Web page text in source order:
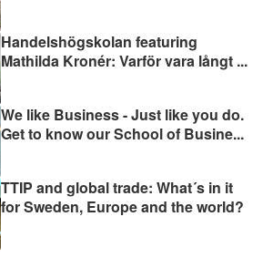
Handelshögskolan featuring
Mathilda Kronér: Varför vara långt ...
We like Business - Just like you do.
Get to know our School of Busine...
TTIP and global trade: What´s in it
for Sweden, Europe and the world?